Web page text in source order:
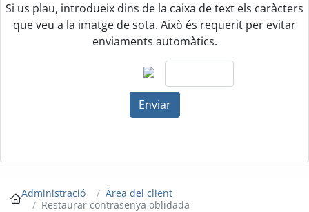
Si us plau, introdueix dins de la caixa de text els caràcters
que veu a la imatge de sota. Això és requerit per evitar
enviaments automàtics.
Enviar
Administració
Àrea del client
Restaurar contrasenya oblidada